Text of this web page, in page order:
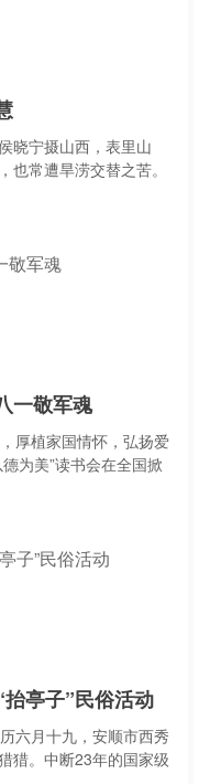
晓宁摄山西，表里山
也常遭旱涝交替之苦。
一敬军魂
厚植家国情怀，弘扬爱
为美”读书会在全国掀
亭子”民俗活动
六月十九，安顺市西秀
猎。中断23年的国家级